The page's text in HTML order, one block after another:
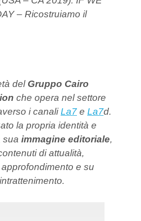
– Ricostruiamo il
del Gruppo Cairo
che opera nel settore
i canaliLa7 e La7d.
la propria identità e
sua immagine editoriale,
di attualità,
e su